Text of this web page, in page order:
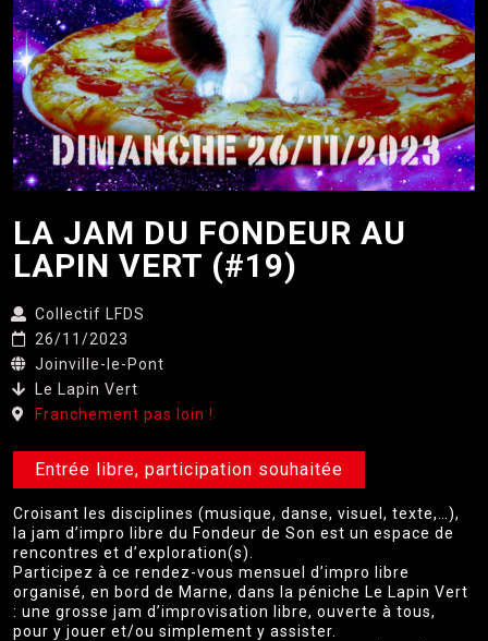
LA JAM DU FONDEUR AU
LAPIN VERT (#19)
Collectif LFDS
26/11/2023
Joinville-le-Pont
Le Lapin Vert
Franchement pas loin !
Entrée libre, participation souhaitée
Croisant les disciplines (musique, danse, visuel, texte,…),
la jam d’impro libre du Fondeur de Son est un espace de
rencontres et d’exploration(s).
Participez à ce rendez-vous mensuel d’impro libre
organisé, en bord de Marne, dans la péniche Le Lapin Vert
: une grosse jam d’improvisation libre, ouverte à tous,
pour y jouer et/ou simplement y assister.